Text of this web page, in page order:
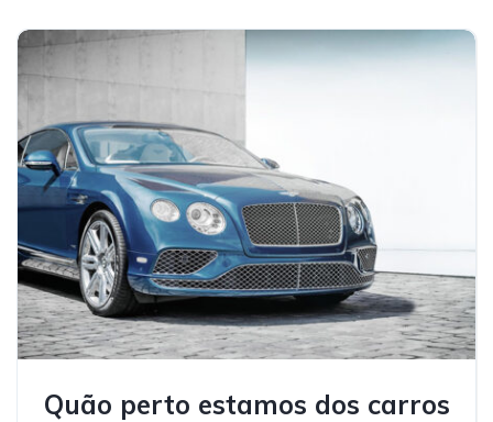
Quão perto estamos dos carros